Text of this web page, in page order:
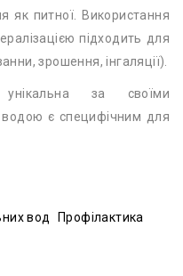
як питної. Використання
підходить для
зрошення, інгаляції).
за своїми
водою є специфічним для
вод
Профілактика